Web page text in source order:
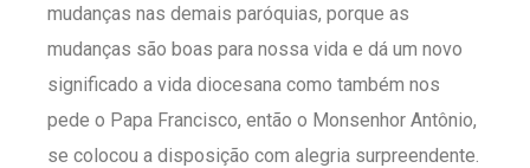
mudanças nas demais paróquias, porque as
mudanças são boas para nossa vida e dá um novo
significado a vida diocesana como também nos
pede o Papa Francisco, então o Monsenhor Antônio,
se colocou a disposição com alegria surpreendente.